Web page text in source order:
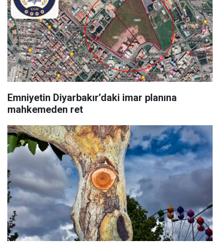
Emniyetin Diyarbakır’daki imar planına
mahkemeden ret